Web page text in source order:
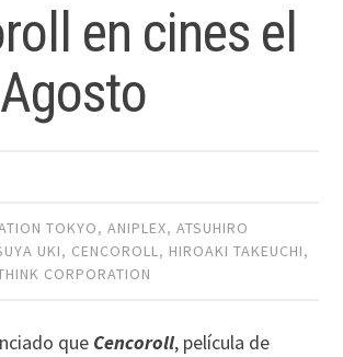
en cines el
TOKYO,ANIPLEX,ATSUHIRO
UKI, CENCOROLL, HIROAKI TAKEUCHI,
CORPORATION
que Cencoroll, película de